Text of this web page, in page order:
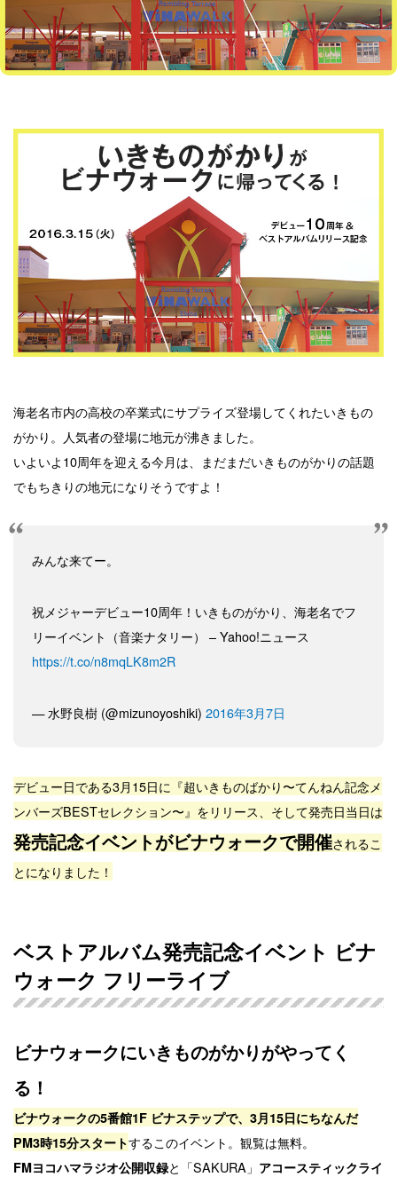
海老名市内の高校の卒業式にサプライズ登場してくれたいきもの
がかり。人気者の登場に地元が沸きました。
いよいよ10周年を迎える今月は、まだまだいきものがかりの話題
でもちきりの地元になりそうですよ！
みんな来てー。
祝メジャーデビュー10周年！いきものがかり、海老名でフ
リーイベント（音楽ナタリー） – Yahoo!ニュース
https://t.co/n8mqLK8m2R
— 水野良樹 (@mizunoyoshiki) 2016年3月7日
デビュー日である3月15日に『超いきものばかり〜てんねん記念メ
ンバーズBESTセレクション〜』をリリース、そして発売日当日は
発売記念イベントがビナウォークで開催されるこ
とになりました！
ベストアルバム発売記念イベント ビナ
ウォーク フリーライブ
ビナウォークにいきものがかりがやってく
る！
ビナウォークの5番館1F ビナステップで、3月15日にちなんだ
PM3時15分スタートするこのイベント。観覧は無料。
FMヨコハマラジオ公開収録と「SAKURA」 アコースティックライ